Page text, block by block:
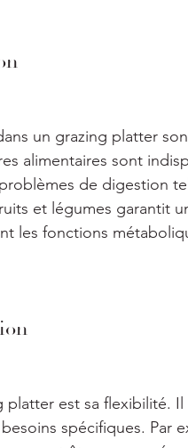
un grazing platter
alimentaires sont
de digestion
et légumes garantit
les fonctions
platter est sa flexibilité.
spécifiques. Par